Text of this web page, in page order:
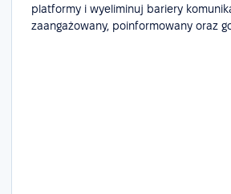
platformy i wyeliminuj bariery
zaangażowany, poinformowany oraz